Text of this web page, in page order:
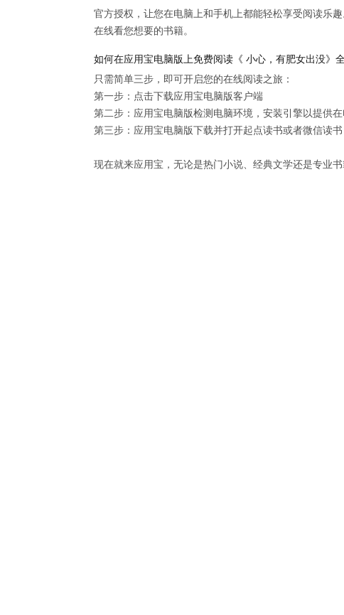
官方授权，让您在电脑上和手机上都能轻松享受阅读乐
在线看您想要的书籍。
如何在应用宝电脑版上免费阅读《 小心，有肥女出没》
只需简单三步，即可开启您的在线阅读之旅：
第一步：点击下载应用宝电脑版客户端
第二步：应用宝电脑版检测电脑环境，安装引擎以提供
第三步：应用宝电脑版下载并打开起点读书或者微信读
现在就来应用宝，无论是热门小说、经典文学还是专业